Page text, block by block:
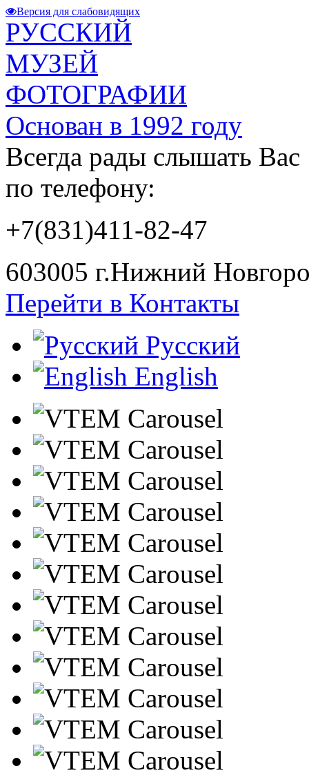
Версия для слабовидящих
РУССКИЙ
МУЗЕЙ
ФОТОГРАФИИ
Основан в 1992 году
Всегда рады слышать Вас
по телефону:
+7(831)411-82-47
603005 г.Нижний
Перейти в Контакты
Русский
English